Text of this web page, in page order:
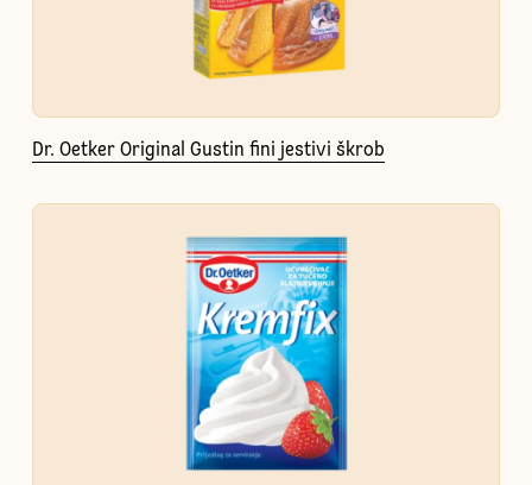
Dr. Oetker Original Gustin fini jestivi škrob